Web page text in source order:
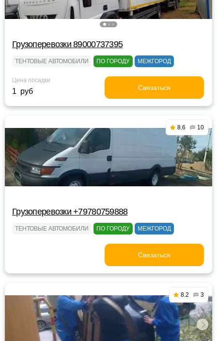
Грузоперевозки 89000737395
ТЕНТОВЫЕ АВТОМОБИЛИ ПО ГОРОДУ МЕЖГОРОД
Цена посадки
1 руб Связаться
8.6 10
Грузоперевозки +79780759888
ТЕНТОВЫЕ АВТОМОБИЛИ ПО ГОРОДУ МЕЖГОРОД
Связаться
8.2 3